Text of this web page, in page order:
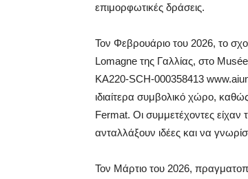
επιμορφωτικές δράσεις.
Τον Φεβρουάριο του 2026, το
Lomagne της Γαλλίας, στο
KA220-SCH-000358413
ιδιαίτερα συμβολικό χώρο,
Fermat. Οι συμμετέχοντες είχαν
ανταλλάξουν ιδέες και να
Τον Μάρτιο του 2026,